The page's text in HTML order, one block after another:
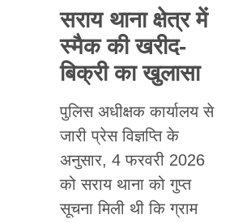
सराय थाना क्षेत्र में
स्मैक की खरीद-
बिक्री का खुलासा
पुलिस अधीक्षक कार्यालय से
जारी प्रेस विज्ञप्ति के
अनुसार, 4 फरवरी 2026
को सराय थाना को गुप्त
सूचना मिली थी कि ग्राम